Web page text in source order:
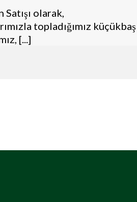
olarak,
topladığımız küçükbaş
[...]